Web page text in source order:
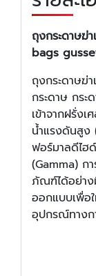
ถุงกระดาษฆ่
bags
ถุงกระดาษฆ่
กระดาษ กระ
เข้าจากฝรั่ง
น้ำแรงดันสูง
ฟอร์มาลดีไฮ
(Gamma) ก
ภัณฑ์ได้อย่าง
ออกแบบเพื่อ
อุปกรณ์ทางก